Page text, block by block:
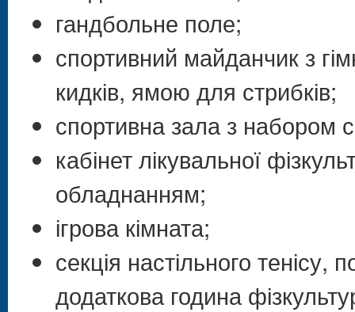
гандбольне поле;
спортивний майданчик з
кидків, ямою для стрибків;
спортивна зала з набором
кабінет лікувальної
обладнанням;
ігрова кімната;
секція настільного
додаткова година